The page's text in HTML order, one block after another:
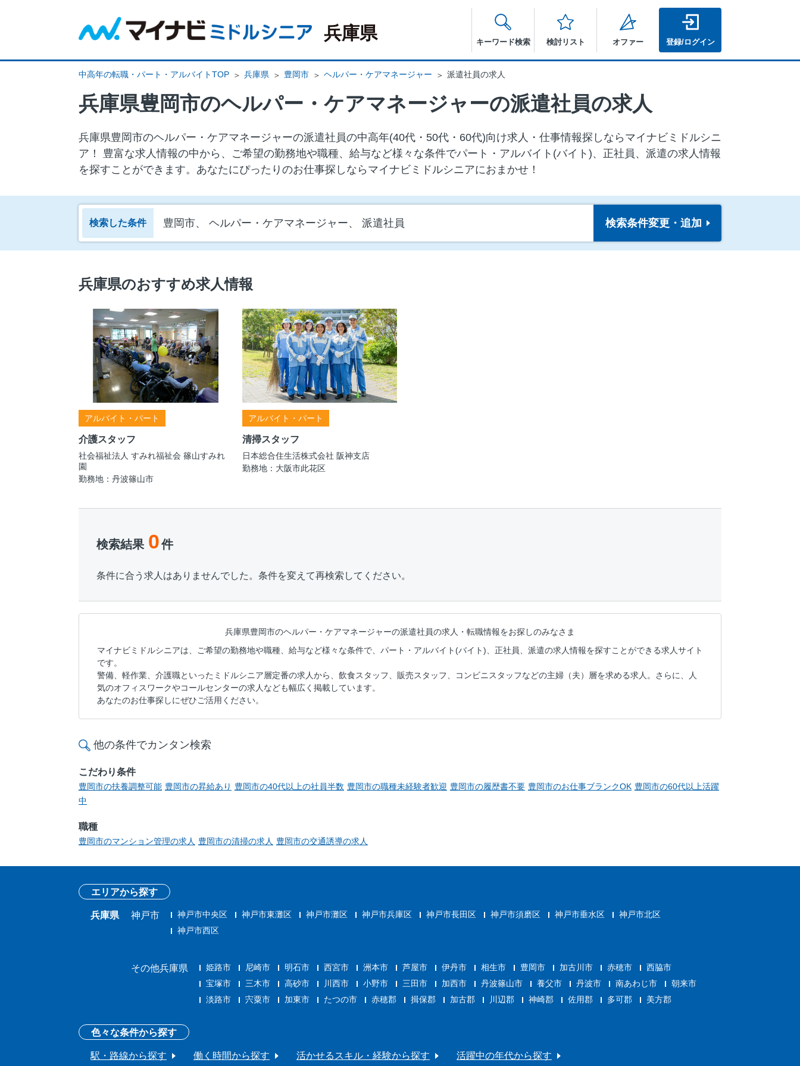
兵庫県 キーワード検索 検討リスト オファー 登録/ログイン
中高年の転職・パート・アルバイトTOP 兵庫県 豊岡市 ヘルパー・ケアマネージャー 派遣社員の求人
兵庫県豊岡市のヘルパー・ケアマネージャーの派遣社員の求人
兵庫県豊岡市のヘルパー・ケアマネージャーの派遣社員の中⾼年(40代・50代・60代)向け求⼈・仕事情報探しならマイナビミドルシニ
ア！ 豊富な求人情報の中から、ご希望の勤務地や職種、給与など様々な条件でパート・アルバイト(バイト)、正社員、派遣の求人情報
を探すことができます。あなたにぴったりのお仕事探しならマイナビミドルシニアにおまかせ！
検索した条件 豊岡市、 ヘルパー・ケアマネージャー、 派遣社員 検索条件変更・追加
兵庫県のおすすめ求人情報
アルバイト・パート
介護スタッフ
社会福祉法人 すみれ福祉会 篠山すみれ
園
勤務地：丹波篠山市
アルバイト・パート
清掃スタッフ
日本総合住生活株式会社 阪神支店
勤務地：大阪市此花区
検索結果 0件
条件に合う求人はありませんでした。条件を変えて再検索してください。
兵庫県豊岡市のヘルパー・ケアマネージャーの派遣社員の求人・転職情報をお探しのみなさま
マイナビミドルシニアは、ご希望の勤務地や職種、給与など様々な条件で、パート・アルバイト(バイト)、正社員、派遣の求人情報を探すことができる求人サイト
です。
警備、軽作業、介護職といったミドルシニア層定番の求人から、飲食スタッフ、販売スタッフ、コンビニスタッフなどの主婦（夫）層を求める求人。さらに、人
気のオフィスワークやコールセンターの求人なども幅広く掲載しています。
あなたのお仕事探しにぜひご活用ください。
他の条件でカンタン検索
こだわり条件
豊岡市の扶養調整可能 豊岡市の昇給あり 豊岡市の40代以上の社員半数 豊岡市の職種未経験者歓迎 豊岡市の履歴書不要 豊岡市のお仕事ブランクOK 豊岡市の60代以上活躍
中
職種
豊岡市のマンション管理の求人 豊岡市の清掃の求人 豊岡市の交通誘導の求人
エリアから探す
兵庫県 神戸市 神戸市中央区 神戸市東灘区 神戸市灘区 神戸市兵庫区 神戸市長田区 神戸市須磨区 神戸市垂水区
神戸市北区
神戸市西区
その他兵庫県 姫路市 尼崎市 明石市 西宮市 洲本市 芦屋市 伊丹市 相生市 豊岡市 加古川市 赤穂市
西脇市
宝塚市
三木市 高砂市 川西市 小野市 三田市 加西市 丹波篠山市 養父市 丹波市 南あわじ市
朝来市
淡路市
宍粟市 加東市 たつの市 赤穂郡 揖保郡 加古郡 川辺郡 神崎郡 佐用郡 多可郡 美方郡
色々な条件から探す
駅・路線から探す 働く時間から探す 活かせるスキル・経験から探す 活躍中の年代から探す